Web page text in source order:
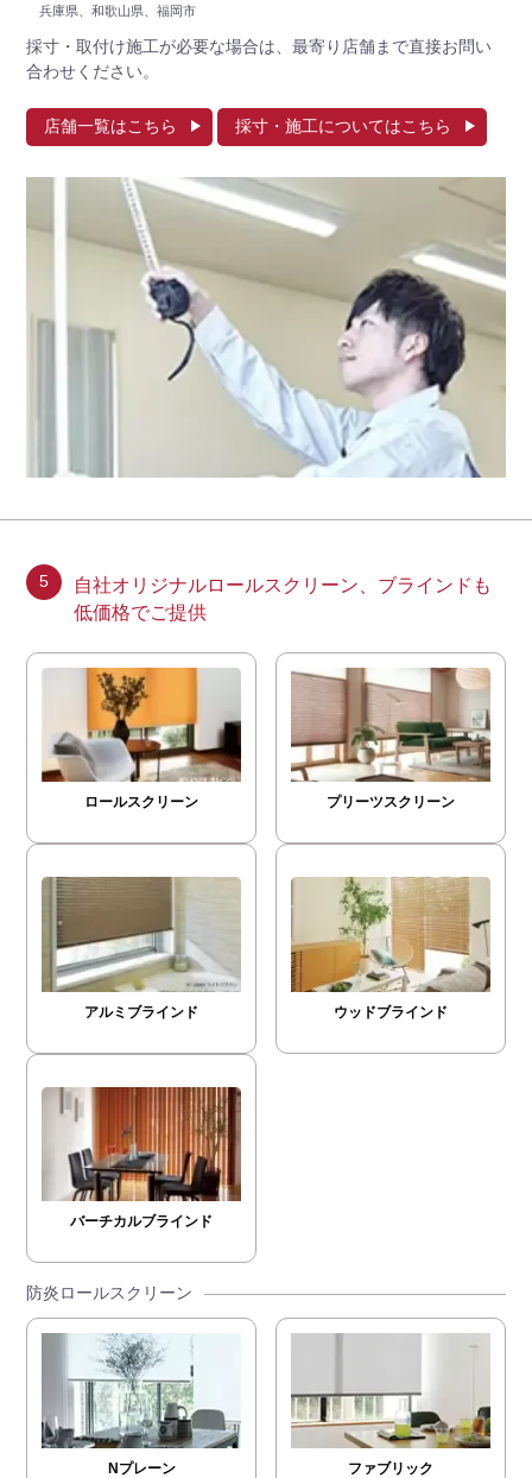
兵庫県、和歌山県、福岡市
採寸・取付け施工が必要な場合は、最寄り店舗まで直接お問い
合わせください。
店舗一覧はこちら 採寸・施工についてはこちら
5
自社オリジナルロールスクリーン、ブラインドも
低価格でご提供
ロールスクリーン プリーツスクリーン
アルミブラインド ウッドブラインド
バーチカルブラインド
防炎ロールスクリーン
Nプレーン ファブリック